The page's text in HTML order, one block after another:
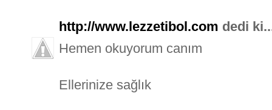
http://www.lezzetibol.com dedi
Hemen okuyorum canım
Ellerinize sağlık